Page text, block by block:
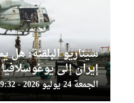
سيناريو البلقنة:
إيران إلى
الجمعة 24 يوليو 2026 - 11:49:32